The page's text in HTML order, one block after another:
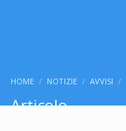
HOME NOTIZIE AVVISI
Articolo